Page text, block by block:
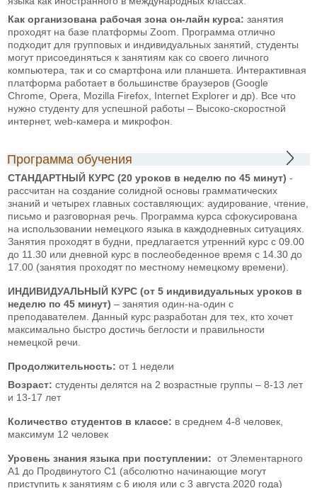
Как организована рабочая зона он-лайн курса: занятия
проходят на базе платформы Zoom. Программа отлично
подходит для групповых и индивидуальных занятий, студенты
могут присоединяться к занятиям как со своего личного
компьютера, так и со смартфона или планшета. Интерактивная
платформа работает в большинстве браузеров (Google
Chrome, Opera, Mozilla Firefox, Internet Explorer и др). Все что
нужно студенту для успешной работы – Высоко-скоростной
интернет, web-камера и микрофон.
Программа обучения
СТАНДАРТНЫЙ КУРС (20 уроков в неделю по 45 минут) -
рассчитан на создание солидной основы грамматических
знаний и четырех главных составляющих: аудирование, чтение,
письмо и разговорная речь. Программа курса сфокусирована
на использовании немецкого языка в каждодневных ситуациях.
Занятия проходят в будни, предлагается утренний курс с 09.00
до 11.30 или дневной курс в послеобеденное время с 14.30 до
17.00 (занятия проходят по местному немецкому времени).
ИНДИВИДУАЛЬНЫЙ КУРС (от 5 индивидуальных уроков в
неделю по 45 минут) – занятия один-на-один с
преподавателем. Данный курс разработан для тех, кто хочет
максимально быстро достичь беглости и правильности
немецкой речи.
Продолжительность: от 1 недели
Возраст: студенты делятся на 2 возрастные группы – 8-13 лет
и 13-17 лет
Количество студентов в классе: в среднем 4-8 человек,
максимум 12 человек
Уровень знания языка при поступлении: от Элементарного
А1 до Продвинутого С1 (абсолютно начинающие могут
приступить к занятиям с 6 июля или с 3 августа 2020 года)